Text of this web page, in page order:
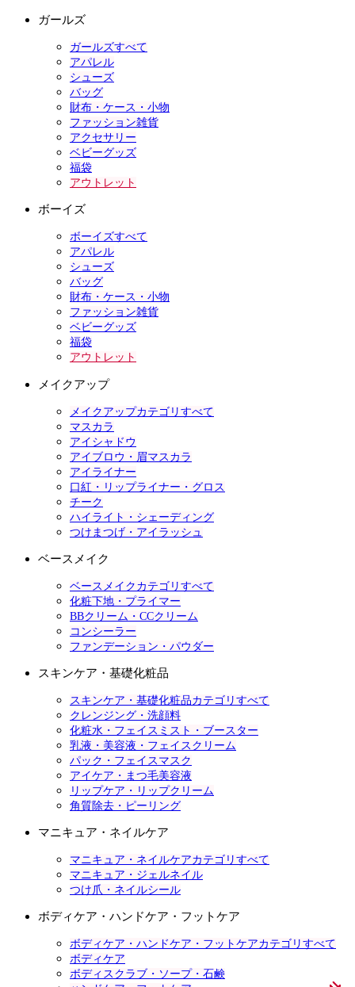
ガールズ
ガールズすべて
アパレル
シューズ
バッグ
財布・ケース・小物
ファッション雑貨
アクセサリー
ベビーグッズ
福袋
アウトレット
ボーイズ
ボーイズすべて
アパレル
シューズ
バッグ
財布・ケース・小物
ファッション雑貨
ベビーグッズ
福袋
アウトレット
メイクアップ
メイクアップカテゴリすべて
マスカラ
アイシャドウ
アイブロウ・眉マスカラ
アイライナー
口紅・リップライナー・グロス
チーク
ハイライト・シェーディング
つけまつげ・アイラッシュ
ベースメイク
ベースメイクカテゴリすべて
化粧下地・プライマー
BBクリーム・CCクリーム
コンシーラー
ファンデーション・パウダー
スキンケア・基礎化粧品
スキンケア・基礎化粧品カテゴリすべて
クレンジング・洗顔料
化粧水・フェイスミスト・ブースター
乳液・美容液・フェイスクリーム
パック・フェイスマスク
アイケア・まつ毛美容液
リップケア・リップクリーム
角質除去・ピーリング
マニキュア・ネイルケア
マニキュア・ネイルケアカテゴリすべて
マニキュア・ジェルネイル
つけ爪・ネイルシール
ボディケア・ハンドケア・フットケア
ボディケア・ハンドケア・フットケアカテゴリすべて
ボディケア
ボディスクラブ・ソープ・石鹸